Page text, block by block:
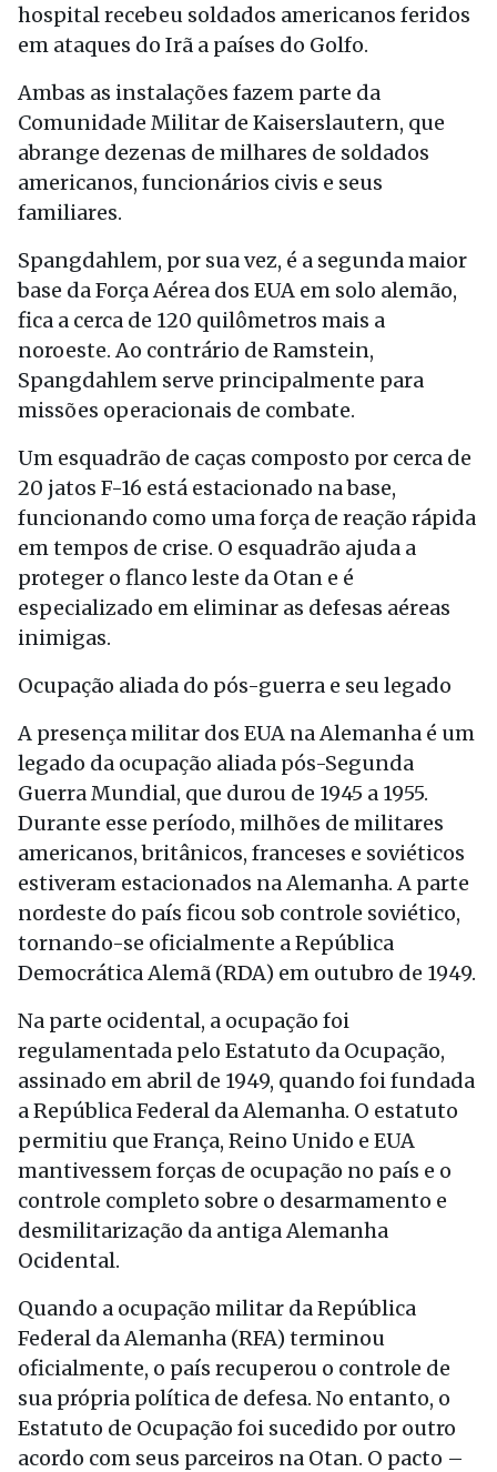
hospital recebeu soldados americanos feridos
em ataques do Irã a países do Golfo.
Ambas as instalações fazem parte da
Comunidade Militar de Kaiserslautern, que
abrange dezenas de milhares de soldados
americanos, funcionários civis e seus
familiares.
Spangdahlem, por sua vez, é a segunda maior
base da Força Aérea dos EUA em solo alemão,
fica a cerca de 120 quilômetros mais a
noroeste. Ao contrário de Ramstein,
Spangdahlem serve principalmente para
missões operacionais de combate.
Um esquadrão de caças composto por cerca de
20 jatos F-16 está estacionado na base,
funcionando como uma força de reação rápida
em tempos de crise. O esquadrão ajuda a
proteger o flanco leste da Otan e é
especializado em eliminar as defesas aéreas
inimigas.
Ocupação aliada do pós-guerra e seu legado
A presença militar dos EUA na Alemanha é um
legado da ocupação aliada pós-Segunda
Guerra Mundial, que durou de 1945 a 1955.
Durante esse período, milhões de militares
americanos, britânicos, franceses e soviéticos
estiveram estacionados na Alemanha. A parte
nordeste do país ficou sob controle soviético,
tornando-se oficialmente a República
Democrática Alemã (RDA) em outubro de 1949.
Na parte ocidental, a ocupação foi
regulamentada pelo Estatuto da Ocupação,
assinado em abril de 1949, quando foi fundada
a República Federal da Alemanha. O estatuto
permitiu que França, Reino Unido e EUA
mantivessem forças de ocupação no país e o
controle completo sobre o desarmamento e
desmilitarização da antiga Alemanha
Ocidental.
Quando a ocupação militar da República
Federal da Alemanha (RFA) terminou
oficialmente, o país recuperou o controle de
sua própria política de defesa. No entanto, o
Estatuto de Ocupação foi sucedido por outro
acordo com seus parceiros na Otan. O pacto –